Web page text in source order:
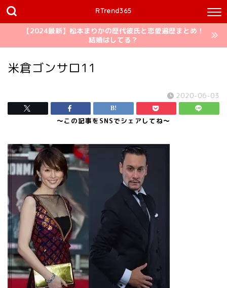
RTrend365
【2024最新】松本まりかの歴代彼氏と恋愛遍歴まとめ！
結婚はしてる？
米倉ゴンサロ11
2020-06-03